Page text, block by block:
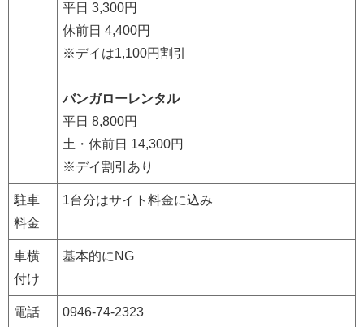
平日 3,300円
休前日 4,400円
※デイは1,100円割引
バンガローレンタル
平日 8,800円
土・休前日 14,300円
※デイ割引あり
駐車
料金
1台分はサイト料金に込み
車横
付け
基本的にNG
電話
0946-74-2323